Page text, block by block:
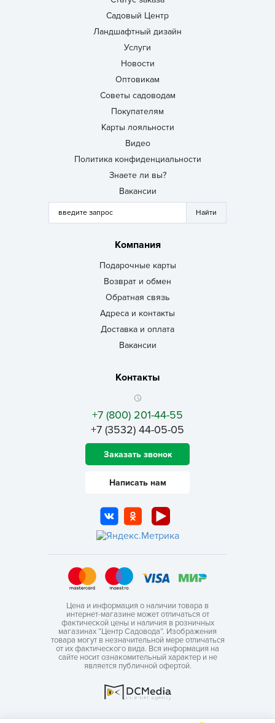
Садовый Центр
Ландшафтный дизайн
Услуги
Новости
Оптовикам
Советы садоводам
Покупателям
Карты лояльности
Видео
Политика конфиденциальности
Знаете ли вы?
Вакансии
Компания
Подарочные карты
Возврат и обмен
Обратная связь
Адреса и контакты
Доставка и оплата
Вакансии
Контакты
+7 (800) 201-44-55
+7 (3532) 44-05-05
Заказать звонок
Написать нам
Цена и информация о наличии товара в
интернет-магазине может отличаться от
фактической цены и наличия в розничных
магазинах “Центр Садовода”. Изображения
товара могут в незначительной мере отличаться
от их фактического вида. Вся информация на
сайте носит ознакомительный характер и не
является публичной офертой.